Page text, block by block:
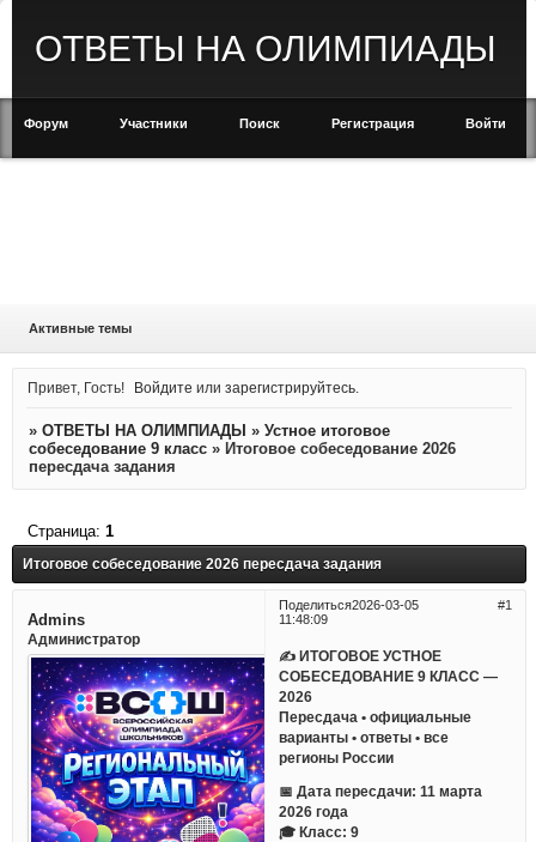
ОТВЕТЫ НА ОЛИМПИАДЫ
Форум Участники Поиск Регистрация Войти
Активные темы
Привет, Гость! Войдите илизарегистрируйтесь
» ОТВЕТЫ НА ОЛИМПИАДЫ » Устное итоговое
собеседование 9 класс » Итоговое собеседование 2026
пересдача задания
Итоговое собеседование 2026 пересдача задания
Страница: 1
Поделиться 1
2026-03-05
11:48:09
Admins
Администратор
✍ ИТОГОВОЕ УСТНОЕ
СОБЕСЕДОВАНИЕ 9 КЛАСС —
2026
Пересдача • официальные
варианты • ответы • все
регионы России
📅 Дата пересдачи: 11 марта
2026 года
🎓 Класс: 9